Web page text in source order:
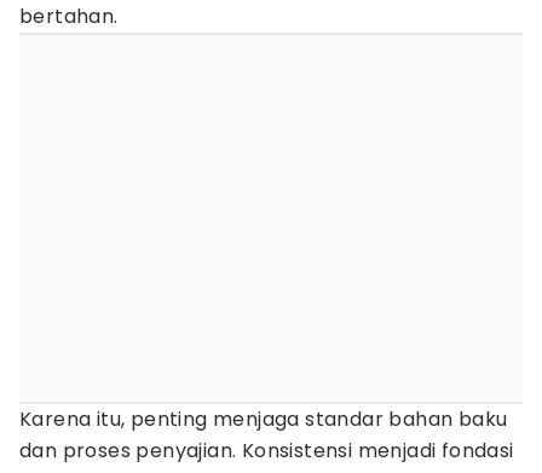
bertahan.
Karena itu, penting menjaga standar bahan baku
dan proses penyajian. Konsistensi menjadi fondasi